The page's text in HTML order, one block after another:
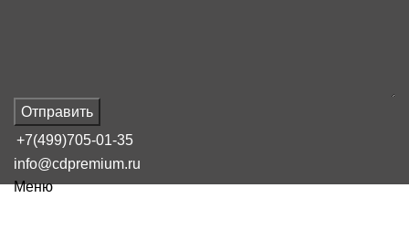
Отправить
+7(499)705-01-35
info@cdpremium.ru
Меню